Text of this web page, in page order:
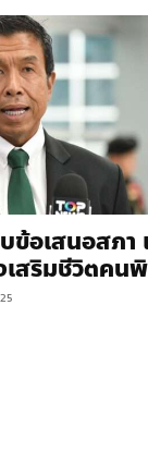
ข้อเสนอสภา
ริมชีวิตคนพิ